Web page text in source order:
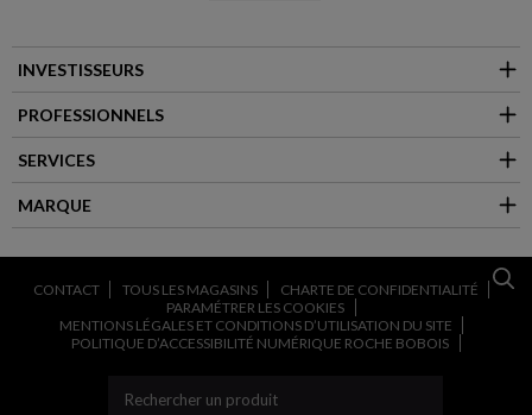
INVESTISSEURS
PROFESSIONNELS
SERVICES
MARQUE
CONTACT TOUS LES MAGASINS
CHARTE DE CONFIDENTIALITÉ
PARAMÉTRER LES COOKIES
MENTIONS LÉGALES ET CONDITIONS D’UTILISATION DU SITE
POLITIQUE D’ACCESSIBILITÉ NUMÉRIQUE ROCHE BOBOIS